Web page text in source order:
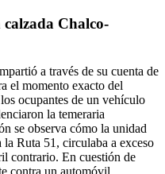
calzada Chalco-
a través de su cuenta de
el momento exacto del
ocupantes de un vehículo
la temeraria
se observa cómo la unidad
Ruta 51, circulaba a exceso
contrario. En cuestión de